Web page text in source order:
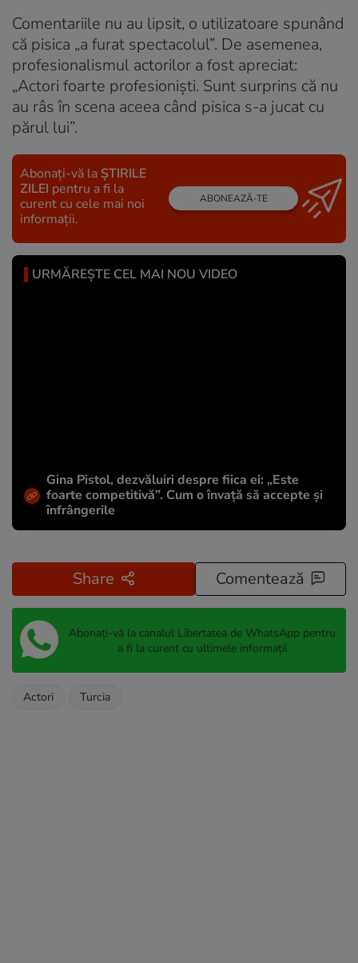
Comentariile nu au lipsit, o utilizatoare spunând
că pisica „a furat spectacolul”. De asemenea,
profesionalismul actorilor a fost apreciat:
„Actori foarte profesioniști. Sunt surprins că nu
au râs în scena aceea când pisica s-a jucat cu
părul lui”.
Abonați-vă la ȘTIRILE
ZILEI pentru a fi la
curent cu cele mai noi
informații.
ABONEAZĂ-TE
URMĂREȘTE CEL MAI NOU VIDEO
Gina Pistol, dezvăluiri despre fiica ei: „Este
foarte competitivă”. Cum o învață să accepte și
înfrângerile
Share Comentează
Abonați-vă la canalul Libertatea de WhatsApp pentru
a fi la curent cu ultimele informații
Actori Turcia